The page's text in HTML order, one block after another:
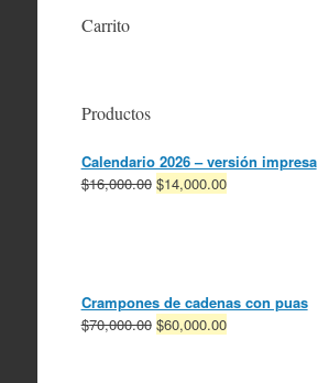
Carrito
Productos
Calendario 2026 – versión impresa
$16,000.00 El
$14,000.00El
Crampones de cadenas con puas
$70,000.00 El
$60,000.00El